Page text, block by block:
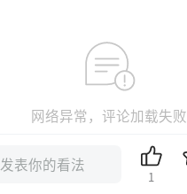
网络异常，评论加载失败
发表你的看法
1